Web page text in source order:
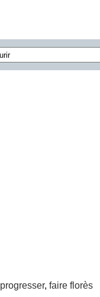
progresser, faire florès